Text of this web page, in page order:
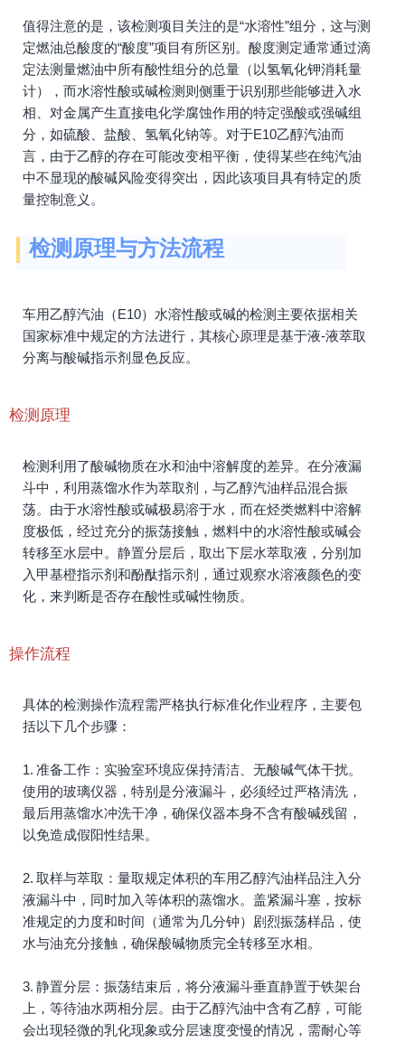
值得注意的是，该检测项目关注的是“水溶性”组分，这与测
定燃油总酸度的“酸度”项目有所区别。酸度测定通常通过滴
定法测量燃油中所有酸性组分的总量（以氢氧化钾消耗量
计），而水溶性酸或碱检测则侧重于识别那些能够进入水
相、对金属产生直接电化学腐蚀作用的特定强酸或强碱组
分，如硫酸、盐酸、氢氧化钠等。对于E10乙醇汽油而
言，由于乙醇的存在可能改变相平衡，使得某些在纯汽油
中不显现的酸碱风险变得突出，因此该项目具有特定的质
量控制意义。
检测原理与方法流程
车用乙醇汽油（E10）水溶性酸或碱的检测主要依据相关
国家标准中规定的方法进行，其核心原理是基于液-液萃取
分离与酸碱指示剂显色反应。
检测原理
检测利用了酸碱物质在水和油中溶解度的差异。在分液漏
斗中，利用蒸馏水作为萃取剂，与乙醇汽油样品混合振
荡。由于水溶性酸或碱极易溶于水，而在烃类燃料中溶解
度极低，经过充分的振荡接触，燃料中的水溶性酸或碱会
转移至水层中。静置分层后，取出下层水萃取液，分别加
入甲基橙指示剂和酚酞指示剂，通过观察水溶液颜色的变
化，来判断是否存在酸性或碱性物质。
操作流程
具体的检测操作流程需严格执行标准化作业程序，主要包
括以下几个步骤：
1. 准备工作：实验室环境应保持清洁、无酸碱气体干扰。
使用的玻璃仪器，特别是分液漏斗，必须经过严格清洗，
最后用蒸馏水冲洗干净，确保仪器本身不含有酸碱残留，
以免造成假阳性结果。
2. 取样与萃取：量取规定体积的车用乙醇汽油样品注入分
液漏斗中，同时加入等体积的蒸馏水。盖紧漏斗塞，按标
准规定的力度和时间（通常为几分钟）剧烈振荡样品，使
水与油充分接触，确保酸碱物质完全转移至水相。
3. 静置分层：振荡结束后，将分液漏斗垂直静置于铁架台
上，等待油水两相分层。由于乙醇汽油中含有乙醇，可能
会出现轻微的乳化现象或分层速度变慢的情况，需耐心等